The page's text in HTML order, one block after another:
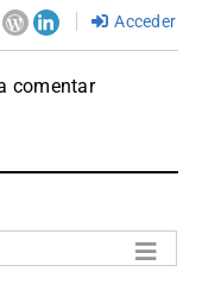
Acceder
comentar